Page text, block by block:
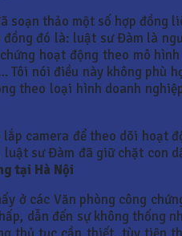
thảo một số hợp đồng
đó là: luật sư Đàm là
hoạt động theo mô
nói điều này không phù
theo loại hình doanh
camera để theo dõi hoạt
sư Đàm đã giữ chặt con
tại Hà Nội
ở các Văn phòng công
dẫn đến sự không thống